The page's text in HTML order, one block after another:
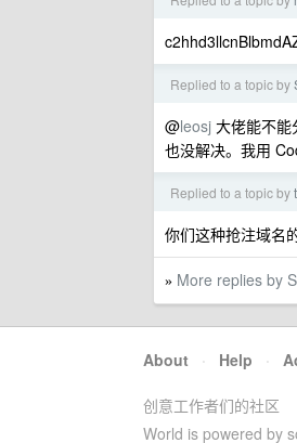
Replied to a topic by
@leosj 大佬能不能
也没解决。我用
Replied to a topic by
你们这种抢注域名
» More replies by
About · Help ·
创意工作者们的社区
World is powered by